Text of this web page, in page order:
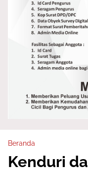
Beranda
Kenduri